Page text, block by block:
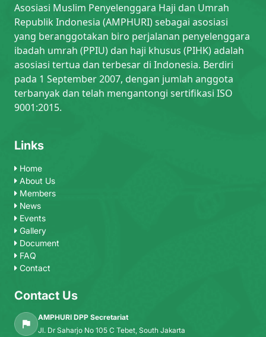
Asosiasi Muslim Penyelenggara Haji dan Umrah
Republik Indonesia (AMPHURI) sebagai asosiasi
yang beranggotakan biro perjalanan penyelenggara
ibadah umrah (PPIU) dan haji khusus (PIHK) adalah
asosiasi tertua dan terbesar di Indonesia. Berdiri
pada 1 September 2007, dengan jumlah anggota
terbanyak dan telah mengantongi sertifikasi ISO
9001:2015.
Links
Home
About Us
Members
News
Events
Gallery
Document
FAQ
Contact
Contact Us
AMPHURI DPP Secretariat
Jl. Dr Saharjo No 105 C Tebet, South Jakarta